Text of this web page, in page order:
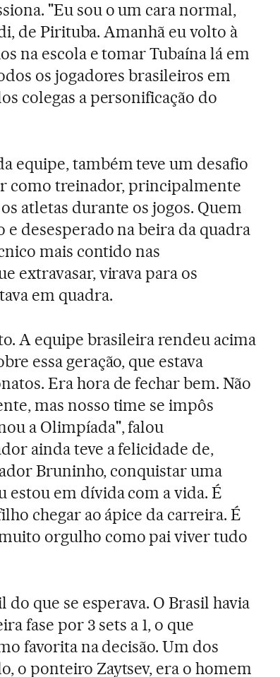
"Eu sou o um cara normal,
de Pirituba. Amanhã eu volto à
na escola e tomar Tubaína lá em
os jogadores brasileiros em
colegas a personificação do
equipe, também teve um desafio
como treinador, principalmente
atletas durante os jogos. Quem
desesperado na beira da quadra
mais contido nas
extravasar, virava para os
em quadra.
A equipe brasileira rendeu acima
essa geração, que estava
Era hora de fechar bem. Não
mas nosso time se impôs
a Olimpíada", falou
ainda teve a felicidade de,
Bruninho, conquistar uma
em dívida com a vida. É
chegar ao ápice da carreira. É
orgulho como pai viver tudo
que se esperava. O Brasil havia
fase por 3 sets a 1, o que
favorita na decisão. Um dos
o ponteiro Zaytsev, era o homem